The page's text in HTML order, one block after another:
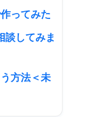
ってみた
談してみま
方法＜未